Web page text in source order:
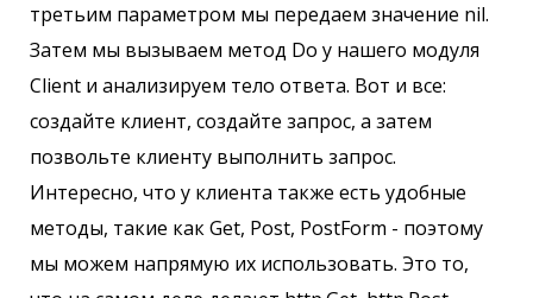
третьим параметром мы передаем значение nil.
Затем мы вызываем метод Do у нашего модуля
Client и анализируем тело ответа. Вот и все:
создайте клиент, создайте запрос, а затем
позвольте клиенту выполнить запрос.
Интересно, что у клиента также есть удобные
методы, такие как Get, Post, PostForm - поэтому
мы можем напрямую их использовать. Это то,